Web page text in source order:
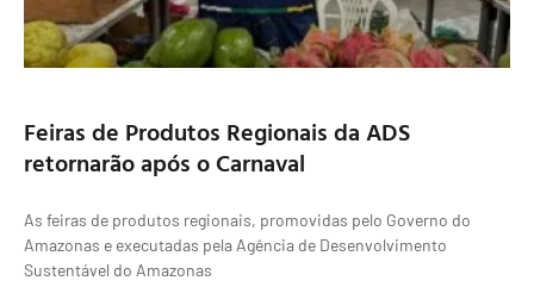
Feiras de Produtos Regionais da ADS
retornarão após o Carnaval
As feiras de produtos regionais, promovidas pelo Governo do
Amazonas e executadas pela Agência de Desenvolvimento
Sustentável do Amazonas